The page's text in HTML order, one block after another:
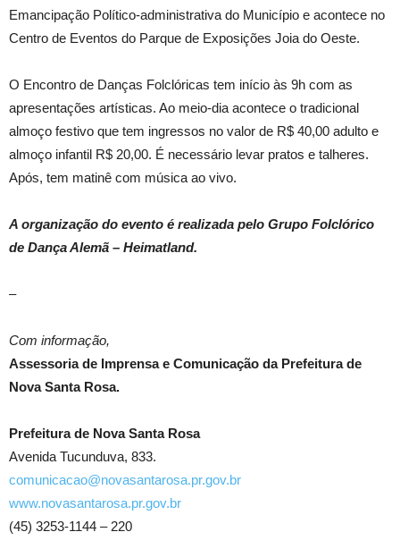
Emancipação Político-administrativa do Município e acontece no
Centro de Eventos do Parque de Exposições Joia do Oeste.
O Encontro de Danças Folclóricas tem início às 9h com as
apresentações artísticas. Ao meio-dia acontece o tradicional
almoço festivo que tem ingressos no valor de R$ 40,00 adulto e
almoço infantil R$ 20,00. É necessário levar pratos e talheres.
Após, tem matinê com música ao vivo.
A organização do evento é realizada pelo Grupo Folclórico
de Dança Alemã – Heimatland.
–
Com informação,
Assessoria de Imprensa e Comunicação da Prefeitura de
Nova Santa Rosa.
Prefeitura de Nova Santa Rosa
Avenida Tucunduva, 833.
comunicacao@novasantarosa.pr.gov.br
www.novasantarosa.pr.gov.br
(45) 3253-1144 – 220